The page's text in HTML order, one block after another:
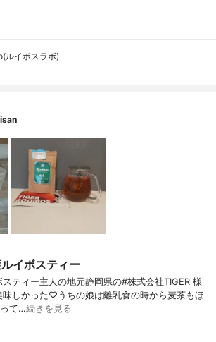
ルイボスラボ)
イボスティー
ティー主人の地元静岡県の#株式会社TIGER 様
味しかった♡うちの娘は離乳食の時から麦茶もほ
て…続きを見る